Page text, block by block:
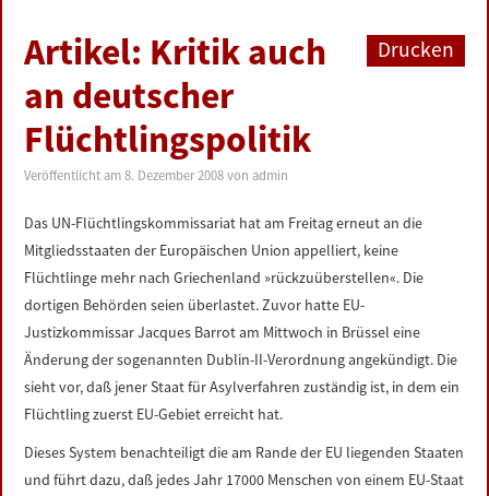
BUNDESTAG
PRESSE
ZUR PERSON
LINKS
DATENSCHUTZERKLÄRUNG
IMPRESSUM
Drucken
Artikel: Kritik auch
an deutscher
Flüchtlingspolitik
Veröffentlicht am8. Dezember 2008 vonadmin
Das UN-Flüchtlingskommissariat hat am Freitag erneut an die
Mitgliedsstaaten der Europäischen Union appelliert, keine
Flüchtlinge mehr nach Griechenland »rückzuüberstellen«. Die
dortigen Behörden seien überlastet. Zuvor hatte EU-
Justizkommissar Jacques Barrot am Mittwoch in Brüssel eine
Änderung der sogenannten Dublin-II-Verordnung angekündigt. Die
sieht vor, daß jener Staat für Asylverfahren zuständig ist, in dem ein
Flüchtling zuerst EU-Gebiet erreicht hat.
Dieses System benachteiligt die am Rande der EU liegenden Staaten
und führt dazu, daß jedes Jahr 17000 Menschen von einem EU-Staat